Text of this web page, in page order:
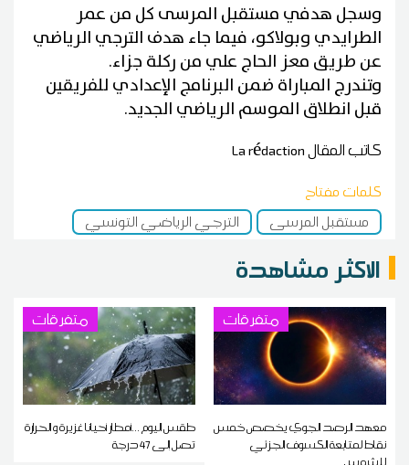
وسجل هدفي مستقبل المرسى كل من عمر
الطرايدي وبولاكو، فيما جاء هدف الترجي الرياضي
عن طريق معز الحاج علي من ركلة جزاء.
وتندرج المباراة ضمن البرنامج الإعدادي للفريقين
قبل انطلاق الموسم الرياضي الجديد.
كاتب المقالLa rédaction
كلمات مفتاح
مستقبل المرسى
الترجي الرياضي التونسي
الاكثر مشاهدة
متفرقات
معهد الرصد الجوي يخصص خمس
نقاط لمتابعة الكسوف الجزئي
للشمس
متفرقات
طقس اليوم ...أمطار أحيانا غزيرة و الحرارة
تصل إلى 47 درجة